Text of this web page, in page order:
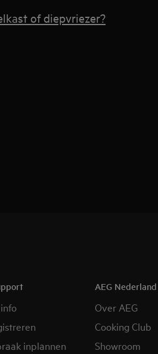
of diepvriezer?
inplannen
AEG Nederland
Over AEG
Cooking Club
Showroom